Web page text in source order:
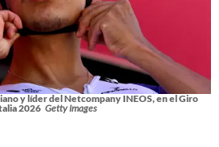
y líder del Netcompany INEOS, en el Giro
2026 Getty Images